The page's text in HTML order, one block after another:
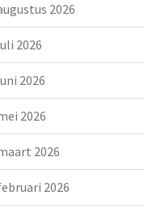
2026
2026
2026
2026
2026
2026